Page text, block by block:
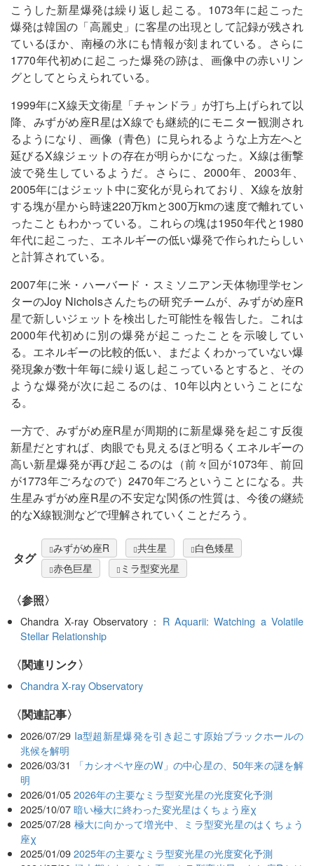
こうした新星爆発は繰り返し起こる。1073年に起こった
爆発は韓国の「高麗史」に客星の出現として記録が残され
ているほか、南極の氷にも情報が刻まれている。さらに
1770年代初めに起こった爆発の跡は、画像中の赤いリン
グとしてとらえられている。
1999年にX線天文衛星「チャンドラ」が打ち上げられて以
降、みずがめ座R星はX線でも継続的にモニター観測され
るようになり、画像（青色）に見られるような上方左へと
延びるX線ジェットの存在が明らかになった。X線は衝撃
波で発生しているようだ。さらに、2000年、2003年、
2005年にはジェット中に変化が見られており、X線を放射
する塊が星から時速220万kmと300万kmの速度で離れてい
ったこともわかっている。これらの塊は1950年代と1980
年代に起こった、エネルギーの低い爆発で作られたらしい
と計算されている。
2007年に米・ハーバード・スミソニアン天体物理学セン
ターのJoy Nicholsさんたちの研究チームが、みずがめ座R
星で新しいジェットを検出した可能性を報告した。これは
2000年代初めに別の爆発が起こったことを示唆してい
る。エネルギーの比較的低い、まだよくわかっていない爆
発現象が数十年毎に繰り返し起こっているとすると、その
ような爆発が次に起こるのは、10年以内ということにな
る。
一方で、みずがめ座R星が周期的に新星爆発を起こす反復
新星だとすれば、肉眼でも見えるほど明るくエネルギーの
高い新星爆発が再び起こるのは（前々回が1073年、前回
が1773年ごろなので）2470年ごろということになる。共
生星みずがめ座R星の不安定な関係の性質は、今後の継続
的なX線観測などで理解されていくことだろう。
タグ
みずがめ座R 共生星
白色矮星
赤色巨星
ミラ型変光星
〈参照〉
Chandra X-ray Observatory： R Aquarii: Watching a Volatile
Stellar Relationship
〈関連リンク〉
Chandra X-ray Observatory
関連記事
2026/07/29 Ia型超新星爆発を引き起こす原始ブラックホールの
兆候を解明
2026/03/31
「カシオペヤ座のW」の中心星の、50年来の謎を解
明
2026/01/05 2026年の主要なミラ型変光星の光度変化予測
2025/10/07 暗い極大に終わった変光星はくちょう座χ
2025/07/28 極大に向かって増光中、ミラ型変光星のはくちょう
座χ
2025/01/09 2025年の主要なミラ型変光星の光度変化予測